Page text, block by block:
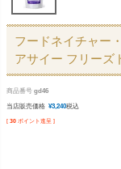
フードネイチャー
アサイー フリーズ
商品番号 gd46
当店販売価格 ¥3,240税込
[ 30 ポイント進呈 ]